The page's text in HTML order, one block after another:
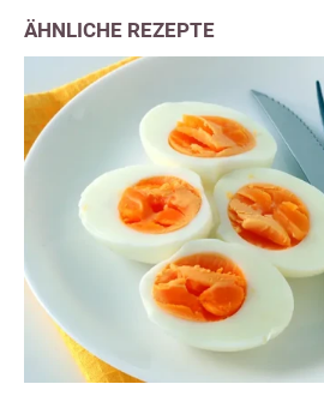
ÄHNLICHE REZEPTE